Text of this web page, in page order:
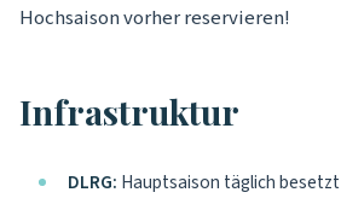
Hochsaison vorher reservieren!
Infrastruktur
DLRG: Hauptsaison täglich besetzt